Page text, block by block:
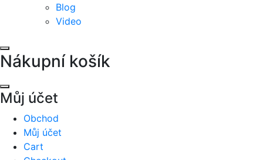
Blog
Video
Nákupní košík
Můj účet
Obchod
Můj účet
Cart